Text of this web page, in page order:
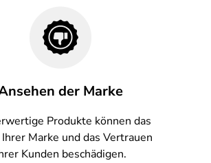
der Marke
Produkte können das
Marke und das Vertrauen
Kunden beschädigen.